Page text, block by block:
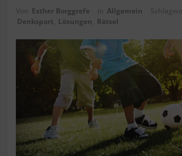
Esther Borggrefe Allgemein
Denksport Lösungen Rätsel